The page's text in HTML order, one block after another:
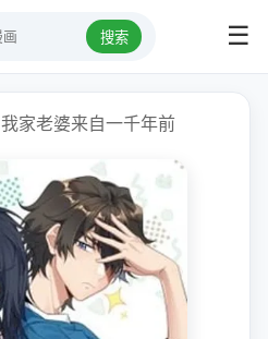
搜索 ☰
我家老婆来自一千年前